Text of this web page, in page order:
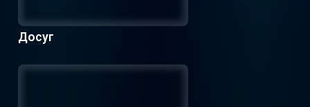
Досуг